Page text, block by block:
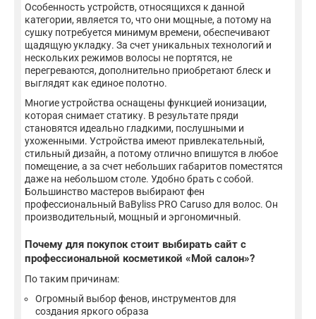
Особенность устройств, относящихся к данной
категории, является то, что они мощные, а потому на
сушку потребуется минимум времени, обеспечивают
щадящую укладку. За счет уникальных технологий и
нескольких режимов волосы не портятся, не
перегреваются, дополнительно приобретают блеск и
выглядят как единое полотно.
Многие устройства оснащены функцией ионизации,
которая снимает статику. В результате пряди
становятся идеально гладкими, послушными и
ухоженными. Устройства имеют привлекательный,
стильный дизайн, а потому отлично впишутся в любое
помещение, а за счет небольших габаритов поместятся
даже на небольшом столе. Удобно брать с собой.
Большинство мастеров выбирают фен
профессиональный BaByliss PRO Caruso для волос. Он
производительный, мощный и эргономичный.
Почему для покупок стоит выбирать сайт с
профессиональной косметикой «Мой салон»?
По таким причинам:
Огромный выбор фенов, инструментов для
создания яркого образа